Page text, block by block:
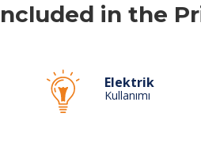
in the
Elektrik
Kullanımı